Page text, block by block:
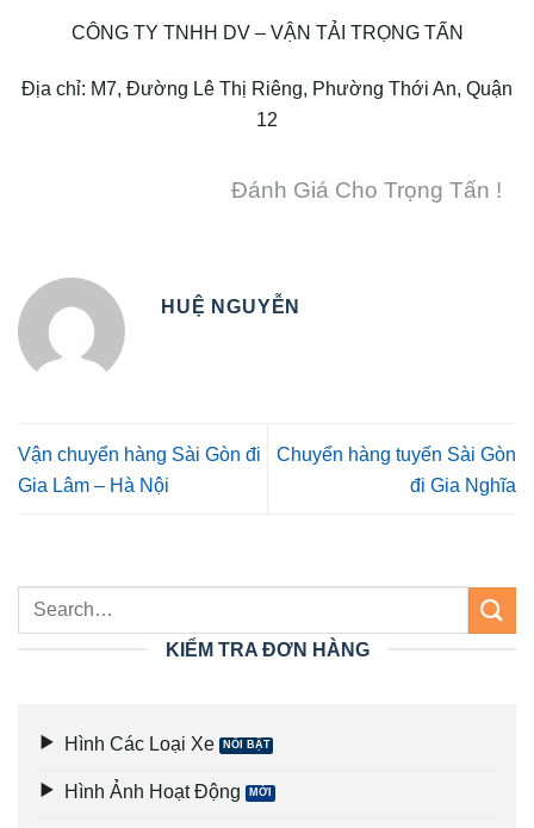
CÔNG TY TNHH DV – VẬN TẢI TRỌNG TẤN
Địa chỉ: M7, Đường Lê Thị Riêng, Phường Thới An, Quận
12
Đánh Giá Cho Trọng Tấn !
HUỆ NGUYỄN
Vận chuyển hàng Sài Gòn đi
Gia Lâm – Hà Nội
Chuyển hàng tuyến Sài Gòn
đi Gia Nghĩa
KIỂM TRA ĐƠN HÀNG
Hình Các Loại Xe
Hình Ảnh Hoạt Động